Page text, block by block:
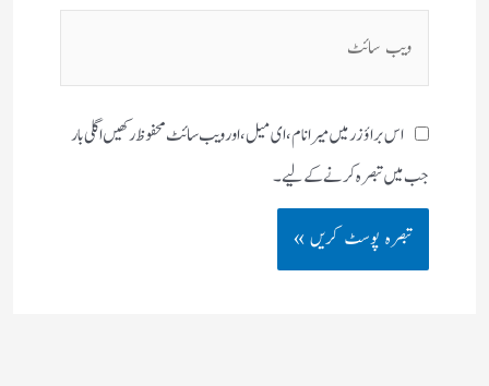
اس براؤزر میں میرا نام، ای میل، اور ویب سائٹ محفوظ رکھیں اگلی بار
جب میں تبصرہ کرنے کےلیے۔